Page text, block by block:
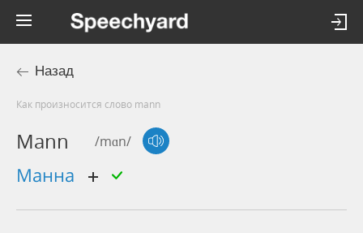
Назад
Как произносится слово mann
Mann /mɑn/
манна